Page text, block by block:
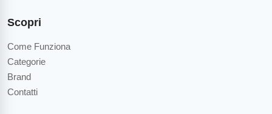
Scopri
Come Funziona
Categorie
Brand
Contatti